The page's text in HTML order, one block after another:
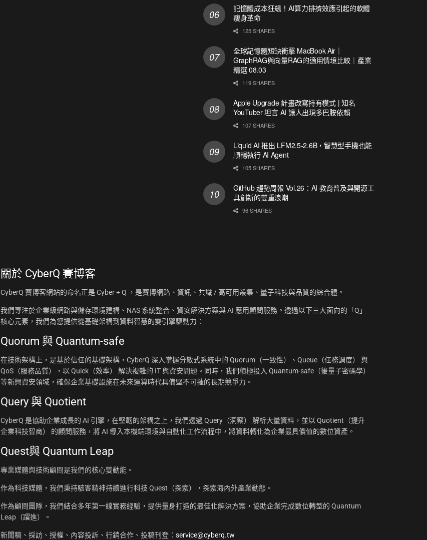
記憶體成本狂飆！AI算力排擠效應引起的軟體
瘦身革命
125 SHARES
全球記憶體短缺衝擊 MacBook Air｜
GraphRAG與向量RAG的適用情境比較｜產業
精選 08.03
119 SHARES
Apple Upgrade 計畫改寫持有模式 | 知名
YouTuber 坦言 AI 讓人出現多巴胺依賴
107 SHARES
Liquid AI 推出 LFM2.5-2.6B，智慧型手機也能
順暢執行 AI Agent
105 SHARES
GitHub 趨勢周報 Vol.26：AI 教育普及與開源工
具創新的雙重浪潮
96 SHARES
關於 CyberQ 賽博客
CyberQ 賽博客網站的命名正是 Cyber + Q ，是賽博網路、資訊、共識 / 高可用叢集、量子科技與品質的綜合體。
我們專注於企業級網路與儲存環境建構、NAS 系統整合、資安解決方案與 AI 應用顧問服務。透過以下三大面向的「Q」
核心元素，我們為您提供從基礎架構到資料智慧的雙引擎驅動力：
Quorum 與 Quantum-safe
在技術架構上，是基於信任的基礎架構，CyberQ 深入掌握分散式系統中的 Quorum（一致性）、Queue（任務調度） 與
QoS（服務品質），以 Quick（效率） 解決複雜的 IT 與資安問題。同時，我們積極投入 Quantum-safe（後量子密碼學）
等新興資安領域，確保企業基礎設施在未來運算時代具備堅不可摧的長期競爭力。
Query 與 Quotient
CyberQ 是協助企業成長的 AI 引擎，在堅韌的架構之上，我們透過 Query（洞察） 解析大量資料，並以 Quotient（提升
企業科技智商） 的顧問服務，將 AI 導入本機端環境與自動化工作流程中，將資料轉化為企業最具價值的數位資產。
Quest與 Quantum Leap
專業媒體與技術顧問是我們的核心雙動能。
作為科技媒體，我們秉持駭客精神持續進行科技 Quest（探索），探索海內外產業動態。
作為顧問團隊，我們結合多年第一線實務經驗，提供量身打造的最佳化解決方案，協助企業完成數位轉型的 Quantum
Leap（躍進）。
新聞稿、採訪、授權、內容投訴、行銷合作、投稿刊登： service@cyberq.tw